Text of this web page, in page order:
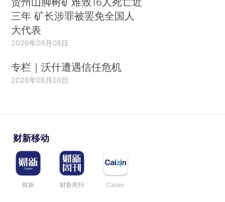
三年 矿长涉罪被罢免全国人
大代表
2026年08月08日
专栏｜沃什遭遇信任危机
2026年08月08日
财新移动
财新 财新周刊 Caixin